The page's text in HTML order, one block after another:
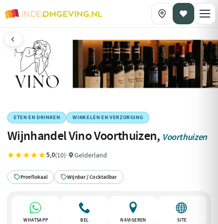
ETEN EN DRINKEN WINKELEN EN VERZORGING
Wijnhandel Vino Voorthuizen, Voorthuizen
5,0(10)· Gelderland
Proeflokaal Wijnbar / Cocktailbar
WHATSAPP BEL NAVIGEREN SITE